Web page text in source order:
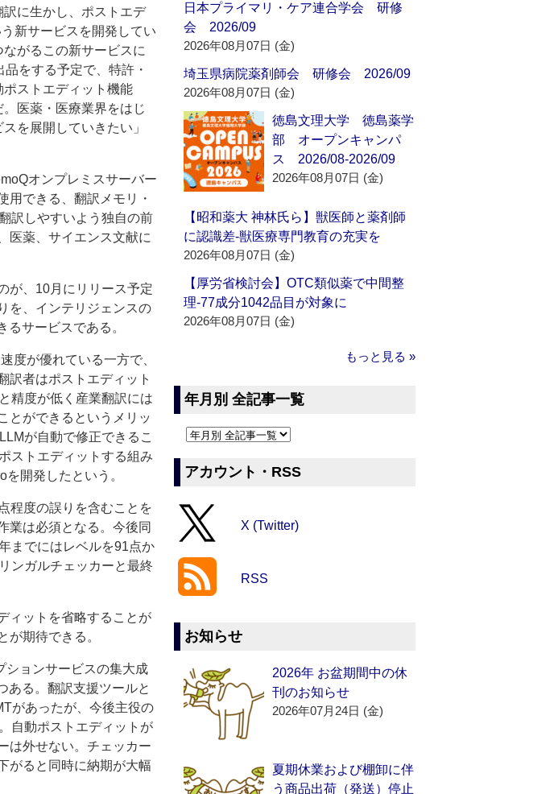
に生かし、ポストエデ
新サービスを開発してい
がるこの新サービスに
をする予定で、特許・
ストエディット機能
医薬・医療業界をはじ
を展開していきたい」
オンプレミスサーバー
用できる、翻訳メモリ・
訳しやすいよう独自の前
医薬、サイエンス文献に
が、10月にリリース予定
を、インテリジェンスの
サービスである。
度が優れている一方で、
訳者はポストエディット
精度が低く産業翻訳には
とができるというメリッ
が自動で修正できるこ
ストエディットする組み
開発したという。
程度の誤りを含むことを
業は必須となる。今後同
までにはレベルを91点か
ンガルチェッカーと最終
ィットを省略することが
が期待できる。
ョンサービスの集大成
ある。翻訳支援ツールと
があったが、今後主役の
自動ポストエディットが
は外せない。チェッカー
がると同時に納期が大幅
日本プライマリ・ケア連合学会 研修
会 2026/09
2026年08月07日 (金)
埼玉県病院薬剤師会 研修会 2026/09
2026年08月07日 (金)
徳島文理大学 徳島薬学
部 オープンキャンパ
ス 2026/08-2026/09
2026年08月07日 (金)
【昭和薬大 神林氏ら】獣医師と薬剤師
に認識差‐獣医療専門教育の充実を
2026年08月07日 (金)
【厚労省検討会】OTC類似薬で中間整
理‐77成分1042品目が対象に
2026年08月07日 (金)
もっと見る »
年月別 全記事一覧
アカウント・RSS
X (Twitter)
RSS
お知らせ
2026年 お盆期間中の休
刊のお知らせ
2026年07月24日 (金)
夏期休業および棚卸に伴
う商品出荷（発送）停止